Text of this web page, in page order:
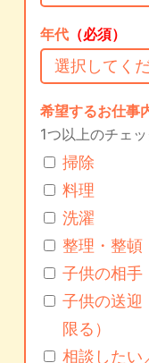
年代 （必須）
希望するお仕事
1つ以上のチェッ
掃除
料理
洗濯
整理・整頓
子供の相手
子供の送迎
限る）
相談したい